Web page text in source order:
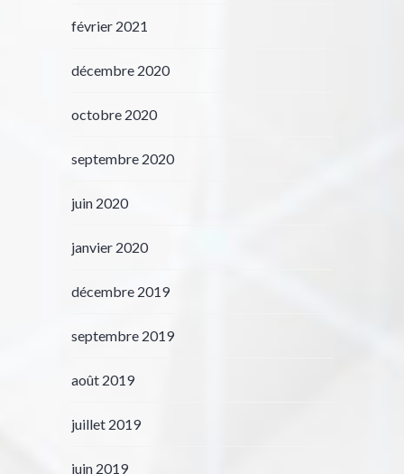
février 2021
décembre 2020
octobre 2020
septembre 2020
juin 2020
janvier 2020
décembre 2019
septembre 2019
août 2019
juillet 2019
juin 2019